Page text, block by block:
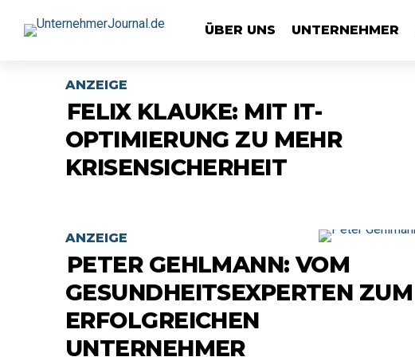
ÜBER UNS UNTERNEHMER
ANZEIGE
FELIX KLAUKE: MIT IT-
OPTIMIERUNG ZU MEHR
KRISENSICHERHEIT
ANZEIGE
PETER GEHLMANN: VOM
GESUNDHEITSEXPERTEN ZUM
ERFOLGREICHEN
UNTERNEHMER